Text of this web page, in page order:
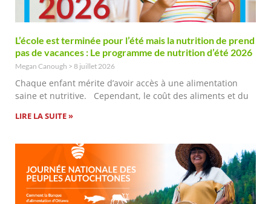
L’école est terminée pour l’été mais la nutrition de prend
pas de vacances : Le programme de nutrition d’été 2026
Megan Canough 8 juillet 2026
Chaque enfant mérite d’avoir accès à une alimentation
saine et nutritive. Cependant, le coût des aliments et du
LIRE LA SUITE »